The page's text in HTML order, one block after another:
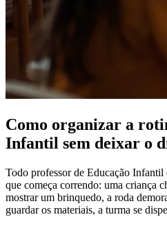
Como organizar a
Infantil sem deixar o
Todo professor de Educação Infantil
que começa correndo: uma criança
mostrar um brinquedo, a roda
guardar os materiais, a turma se